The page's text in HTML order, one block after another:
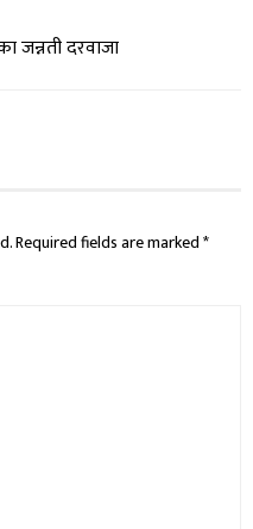
दरवाजा
Required fields are marked*